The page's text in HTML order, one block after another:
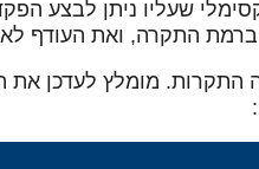
שעליו ניתן לבצע
ברמת התקרה, ואת העודף
התקרות. מומלץ לעדכן